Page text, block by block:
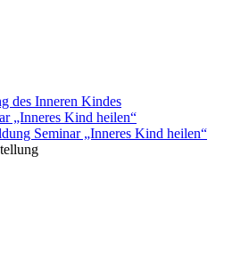
des Inneren Kindes
„Inneres Kind heilen“
Seminar „Inneres Kind heilen“